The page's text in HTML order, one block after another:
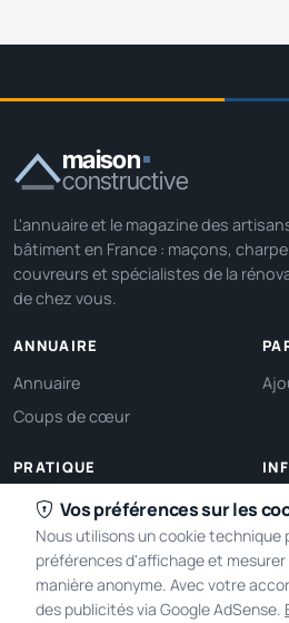
maison
constructive
L'annuaire et le magazine des
bâtiment en France : maçons,
couvreurs et spécialistes de la
de chez vous.
ANNUAIRE
Annuaire
Coups de cœur
PRATIQUE
Ma localisation
Gérer mes cookies
À
Vos préférences sur les
Nous utilisons un cookie technique
préférences d'affichage et
manière anonyme. Avec votre
des publicités via Google AdSense.